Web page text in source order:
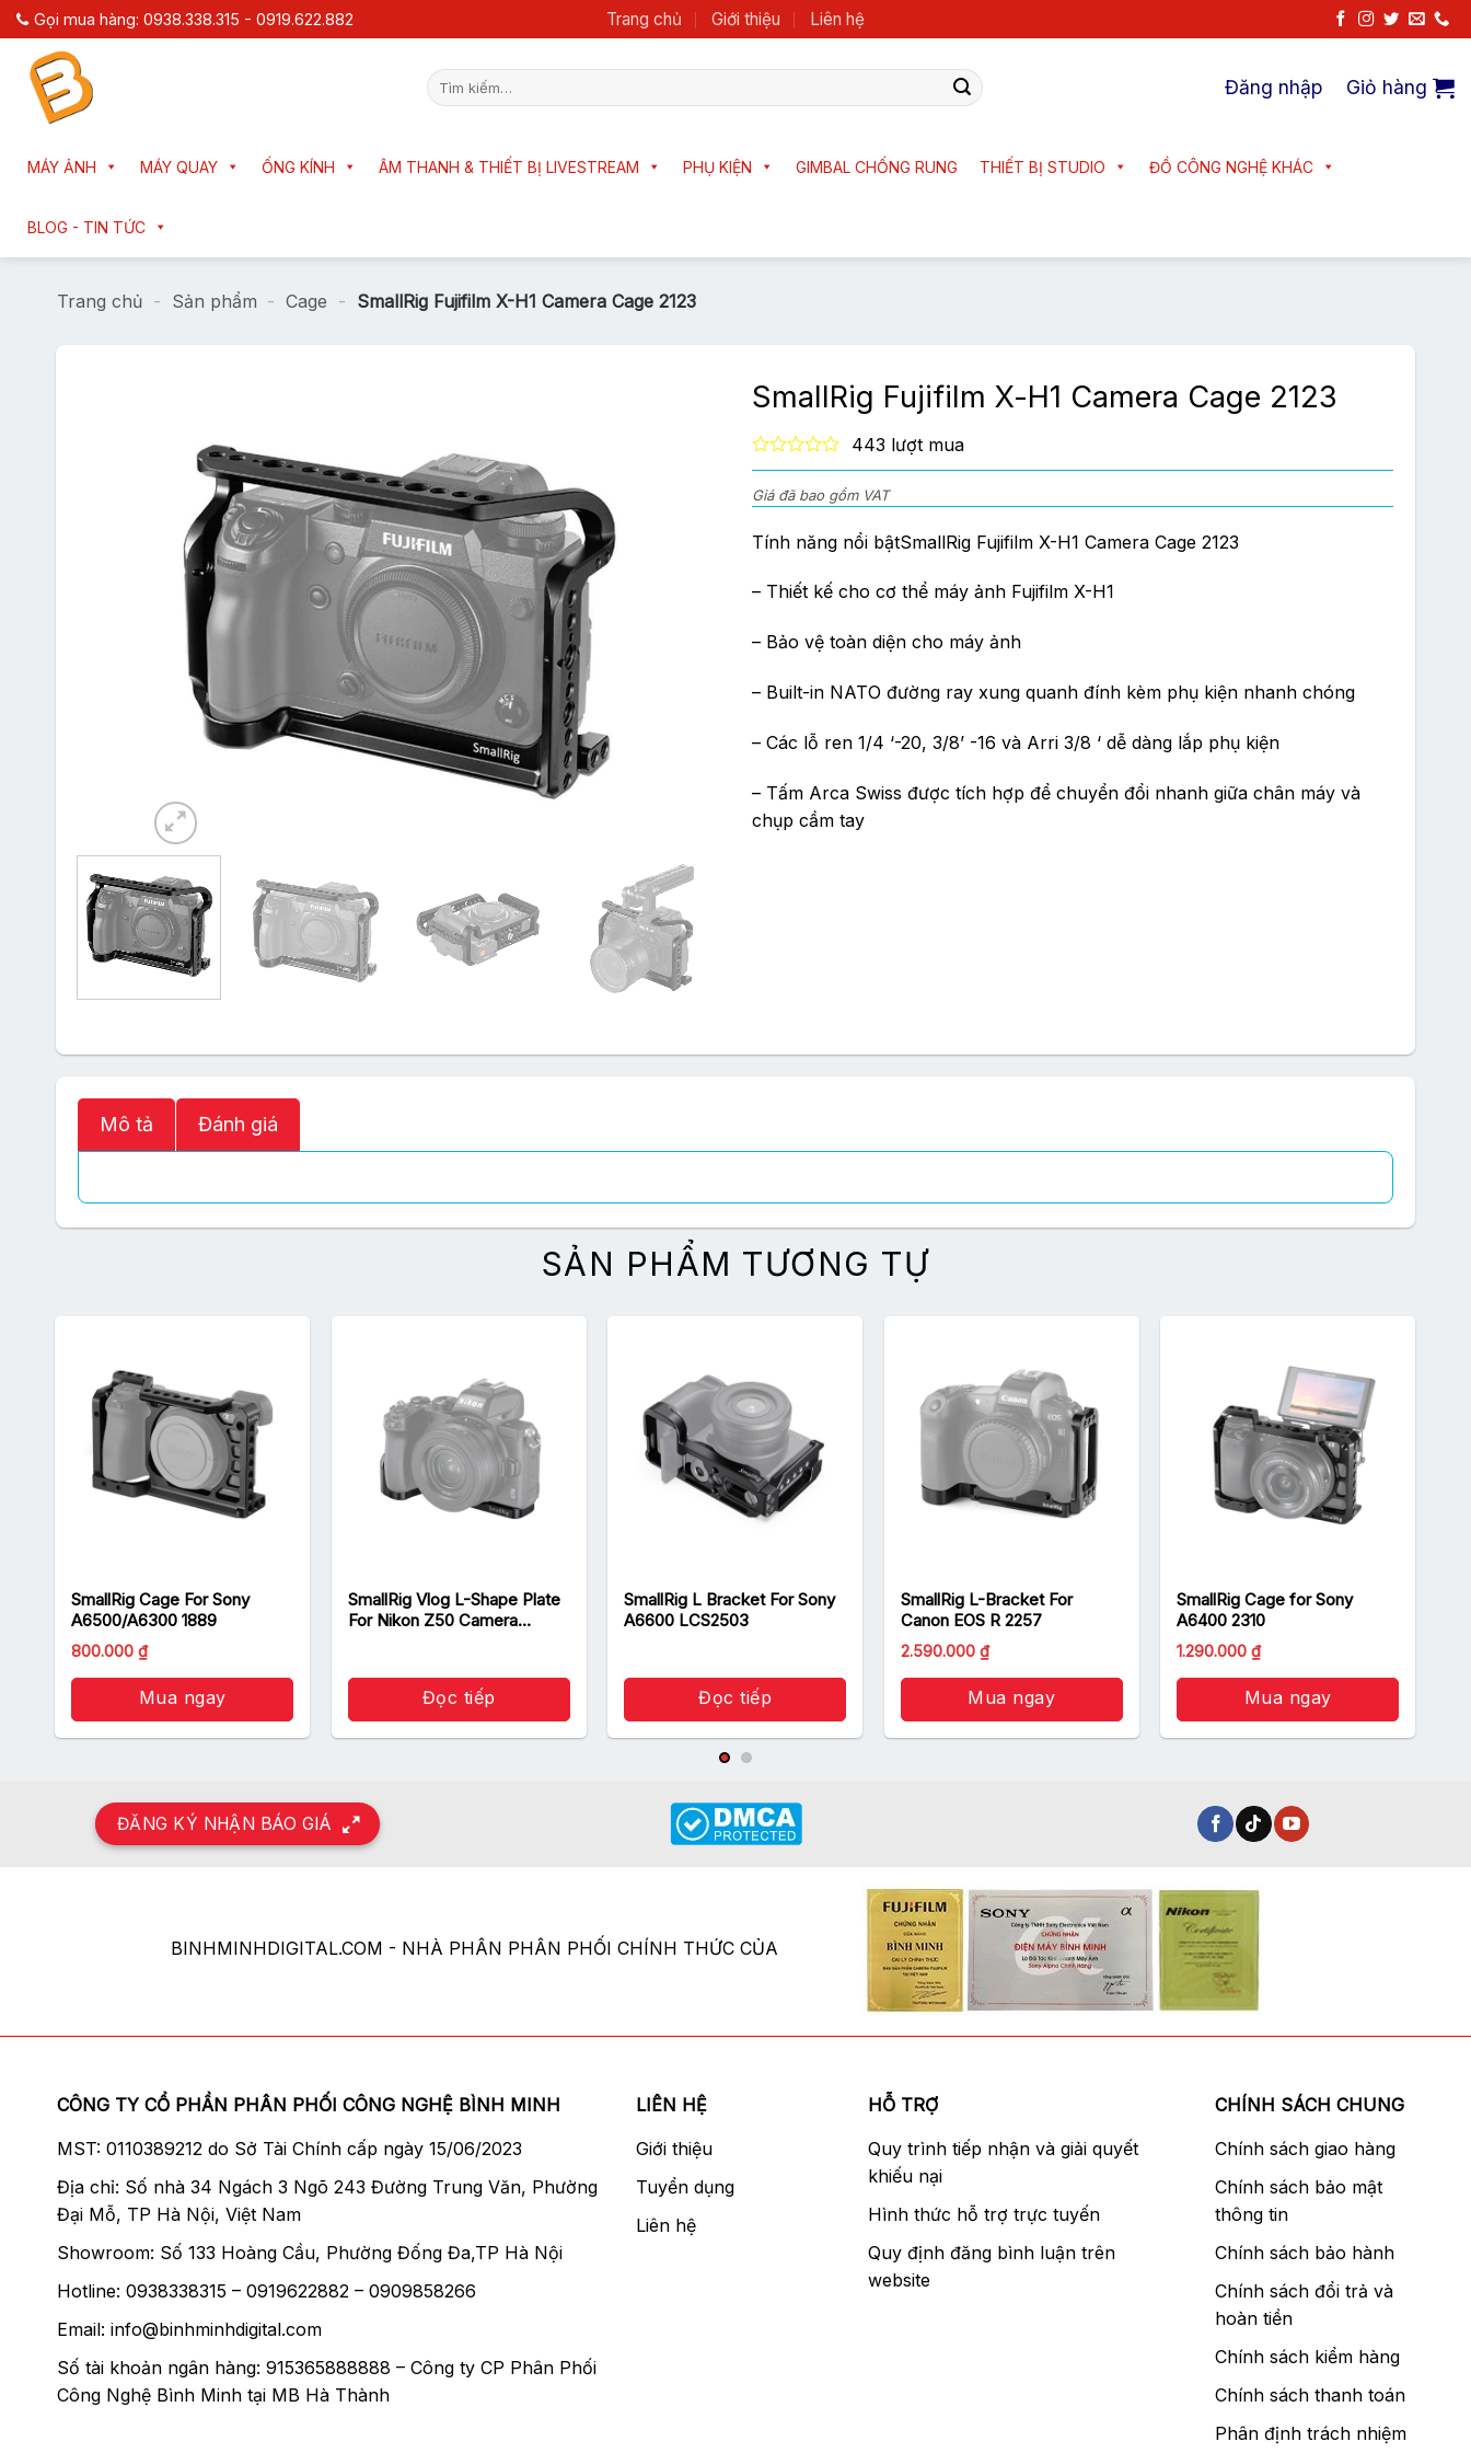
Chuyển
đến
dung
Gọi mua hàng: 0938.338.315 - 0919.622.882 Trang chủ Giới thiệu Liên hệ
Tìm
kiếm:
Đăng nhập Giỏ hàng
MÁY ẢNH MÁY QUAY ỐNG KÍNH ÂM THANH & THIẾT BỊ LIVESTREAM PHỤ KIỆN GIMBAL CHỐNG RUNG THIẾT BỊ STUDIO ĐỒ CÔNG NGHỆ KHÁC
BLOG - TIN TỨC
Trang chủ - Sản phẩm - Cage - SmallRig Fujifilm X-H1 Camera Cage 2123
SmallRig Fujifilm X-H1 Camera Cage 2123
0
out
of
443 lượt mua
Giá đã bao gồm VAT
Tính năng nổi bậtSmallRig Fujifilm X-H1 Camera Cage 2123
– Thiết kế cho cơ thể máy ảnh Fujifilm X-H1
– Bảo vệ toàn diện cho máy ảnh
– Built-in NATO đường ray xung quanh đính kèm phụ kiện nhanh chóng
– Các lỗ ren 1/4 ‘-20, 3/8’ -16 và Arri 3/8 ‘ dễ dàng lắp phụ kiện
– Tấm Arca Swiss được tích hợp để chuyển đổi nhanh giữa chân máy và
chụp cầm tay
Mô tả Đánh giá
SẢN PHẨM TƯƠNG TỰ
SmallRig Cage For Sony
A6500/A6300 1889
Giá
là:
1.190.000 ₫.
800.000₫Giá
hiện
tại
là:
800.000 ₫.
Mua ngay
SmallRig Vlog L-Shape Plate
For Nikon Z50 Camera
Đọc tiếp
SmallRig L Bracket For Sony
A6600 LCS2503
Đọc tiếp
SmallRig L-Bracket For
Canon EOS R 2257
2.590.000 ₫
Mua ngay
SmallRig Cage for Sony
A6400 2310
1.290.000₫
Mua ngay
ĐĂNG KÝ NHẬN BÁO GIÁ
BINHMINHDIGITAL.COM - NHÀ PHÂN PHÂN PHỐI CHÍNH THỨC CỦA
CÔNG TY CỔ PHẦN PHÂN PHỐI CÔNG NGHỆ BÌNH MINH
MST: 0110389212 do Sở Tài Chính cấp ngày 15/06/2023
Địa chỉ: Số nhà 34 Ngách 3 Ngõ 243 Đường Trung Văn, Phường
Đại Mỗ, TP Hà Nội, Việt Nam
Showroom: Số 133 Hoàng Cầu, Phường Đống Đa,TP Hà Nội
Hotline: 0938338315 – 0919622882 – 0909858266
Email: info@binhminhdigital.com
Số tài khoản ngân hàng: 915365888888 – Công ty CP Phân Phối
Công Nghệ Bình Minh tại MB Hà Thành
LIÊN HỆ
Giới thiệu
Tuyển dụng
Liên hệ
HỖ TRỢ
Quy trình tiếp nhận và giải quyết
khiếu nại
Hình thức hỗ trợ trực tuyến
Quy định đăng bình luận trên
website
CHÍNH SÁCH CHUNG
Chính sách giao hàng
Chính sách bảo mật
thông tin
Chính sách bảo hành
Chính sách đổi trả và
hoàn tiền
Chính sách kiểm hàng
Chính sách thanh toán
Phân định trách nhiệm